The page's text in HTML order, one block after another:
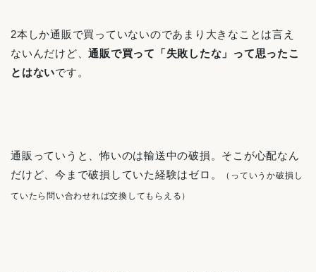
2本しか通販で買っていないのであまり大きなことは言え
ないんだけど、通販で買って「失敗したな」って思ったこ
とはないです。
通販っていうと、怖いのは輸送中の破損。そこが心配なん
だけど、今まで破損していた経験はゼロ。
（っていうか破損し
ていたら問い合わせれば交換してもらえる）